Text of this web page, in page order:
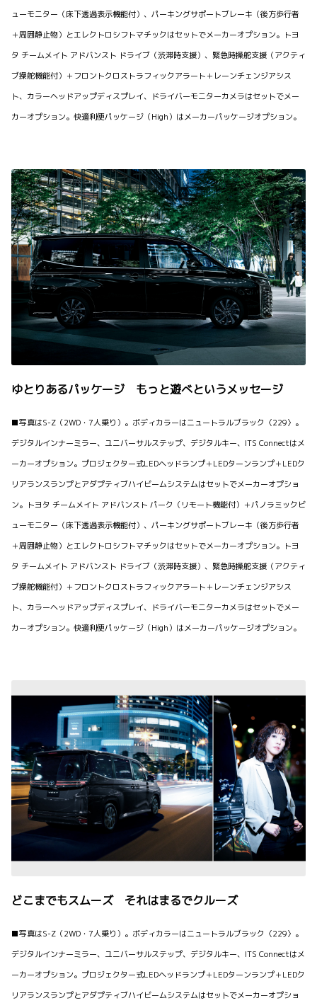
ューモニター（床下透過表示機能付）、パーキングサポートブレーキ（後方歩行者
＋周囲静止物）とエレクトロシフトマチックはセットでメーカーオプション。トヨ
タ チームメイト アドバンスト ドライブ（渋滞時支援）、緊急時操舵支援（アクティ
ブ操舵機能付）＋フロントクロストラフィックアラート＋レーンチェンジアシス
ト、カラーヘッドアップディスプレイ、ドライバーモニターカメラはセットでメー
カーオプション。快適利便パッケージ（High）はメーカーパッケージオプション。
ゆとりあるパッケージ もっと遊べというメッセージ
■写真はS-Z（2WD・7人乗り）。ボディカラーはニュートラルブラック〈229〉。
デジタルインナーミラー、ユニバーサルステップ、デジタルキー、ITS Connectはメ
ーカーオプション。プロジェクター式LEDヘッドランプ＋LEDターンランプ＋LEDク
リアランスランプとアダプティブハイビームシステムはセットでメーカーオプショ
ン。トヨタ チームメイト アドバンスト パーク（リモート機能付）＋パノラミックビ
ューモニター（床下透過表示機能付）、パーキングサポートブレーキ（後方歩行者
＋周囲静止物）とエレクトロシフトマチックはセットでメーカーオプション。トヨ
タ チームメイト アドバンスト ドライブ（渋滞時支援）、緊急時操舵支援（アクティ
ブ操舵機能付）＋フロントクロストラフィックアラート＋レーンチェンジアシス
ト、カラーヘッドアップディスプレイ、ドライバーモニターカメラはセットでメー
カーオプション。快適利便パッケージ（High）はメーカーパッケージオプション。
どこまでもスムーズ それはまるでクルーズ
■写真はS-Z（2WD・7人乗り）。ボディカラーはニュートラルブラック〈229〉。
デジタルインナーミラー、ユニバーサルステップ、デジタルキー、ITS Connectはメ
ーカーオプション。プロジェクター式LEDヘッドランプ＋LEDターンランプ＋LEDク
リアランスランプとアダプティブハイビームシステムはセットでメーカーオプショ